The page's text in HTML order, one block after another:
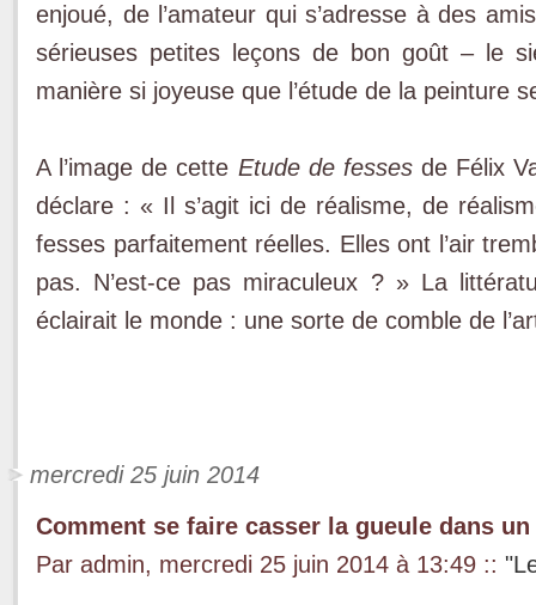
enjoué, de l’amateur qui s’adresse à des
sérieuses petites leçons de bon goût – le
manière si joyeuse que l’étude de la peinture
A l’image de cette Etude de fessesde Félix
déclare : « Il s’agit ici de réalisme, de
fesses parfaitement réelles. Elles ont l’air
pas. N’est-ce pas miraculeux ? » La
éclairait le monde : une sorte de comble de
mercredi 25 juin 2014
Comment se faire casser la gueule dans un
Par admin, mercredi 25 juin 2014 à 13:49 ::